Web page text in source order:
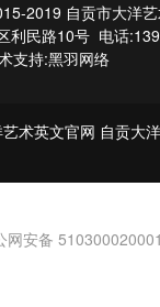
2019 自贡市大洋
利民路10号 电话
支持:黑羽网络
术英文官网 自贡大
网安备